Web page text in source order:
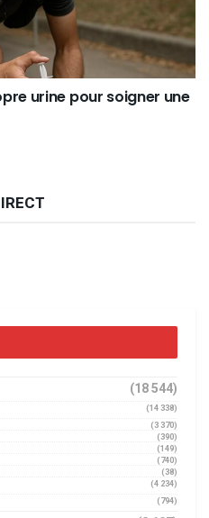
urine pour soigner une
(18 544)
(14 338)
(3 370)
(390)
(149)
(740)
(38)
(4 234)
(794)